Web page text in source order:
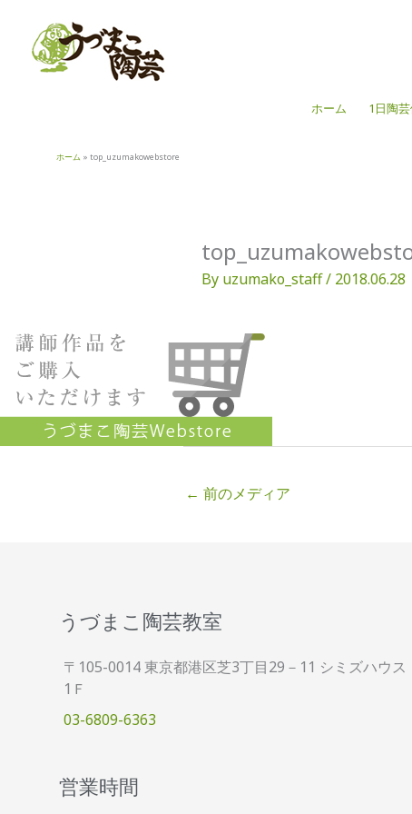
ホーム 1日陶
ホーム top_uzumakowebstore
By uzumako_staff/ 2018.06.28
← 前のメディア
うづまこ陶芸教室
〒105-0014 東京都港区芝3丁目29－11 シミズハウス
1Ｆ
03-6809-6363
営業時間